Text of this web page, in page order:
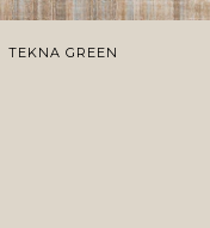
TEKNA GREEN